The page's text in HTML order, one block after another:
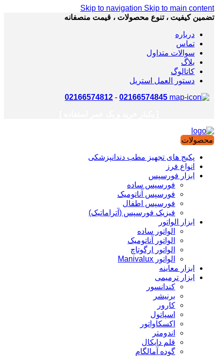
Skip to navigation Skip to main content
تضمین کیفیت ، تنوع محصولات ، قیمت منصفانه
درباره
تماس
سوالات متداول
بلاگ
کاتالوگ
دستور العمل استریل
02166574845
-
02166574812
محصولات
پکیج های تجهیز مطب دندانپزشکی
انواع فرز
ابزار فورسپس
فورسپس ساده
فورسپس آناتومیک
فورسپس اطفال
فیزیک فورسپس (آتراماتیک)
ابزار الواتور
الواتور ساده
الواتور آناتومیک
الواتور ارگوتاچ
الواتور Manivalux
ابزار معاینه
ابزار ترمیمی
کندانسور
برنیشر
کارور
اسپاتول
اکسکاواتور
اندومتر
قلم دایکال
گوده آمالگام